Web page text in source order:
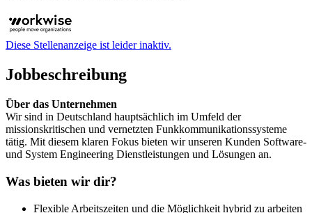
Diese Stellenanzeige ist leider inaktiv.
Jobbeschreibung
Über das Unternehmen
Wir sind in Deutschland hauptsächlich im Umfeld der
missionskritischen und vernetzten Funkkommunikationssysteme
tätig. Mit diesem klaren Fokus bieten wir unseren Kunden Software-
und System Engineering Dienstleistungen und Lösungen an.
Was bieten wir dir?
Flexible Arbeitszeiten und die Möglichkeit hybrid zu arbeiten